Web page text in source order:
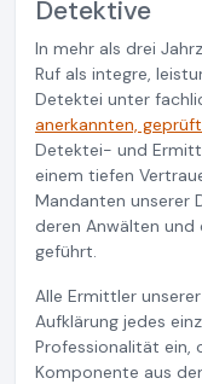
Detektive
In mehr als drei
Ruf als integre,
Detektei unter
anerkannten,
Detektei- und
einem tiefen
Mandanten unserer
deren Anwälten und
geführt.
Alle Ermittler
Aufklärung jedes
Professionalität ein,
Komponente aus